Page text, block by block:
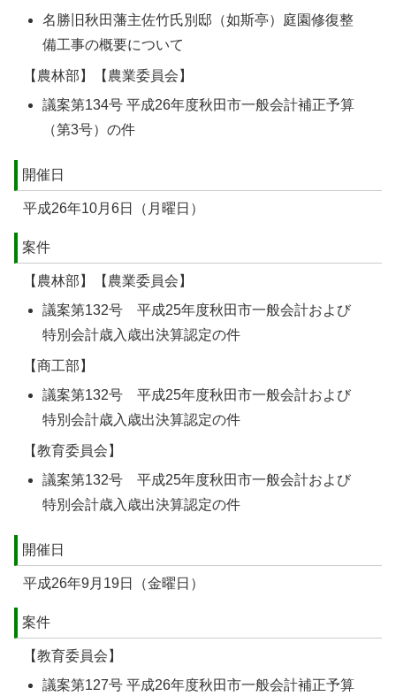
名勝旧秋田藩主佐竹氏別邸（如斯亭）庭園修復整
備工事の概要について
【農林部】【農業委員会】
議案第134号 平成26年度秋田市一般会計補正予算
（第3号）の件
開催日
平成26年10月6日（月曜日）
案件
【農林部】【農業委員会】
議案第132号 平成25年度秋田市一般会計および
特別会計歳入歳出決算認定の件
【商工部】
議案第132号 平成25年度秋田市一般会計および
特別会計歳入歳出決算認定の件
【教育委員会】
議案第132号 平成25年度秋田市一般会計および
特別会計歳入歳出決算認定の件
開催日
平成26年9月19日（金曜日）
案件
【教育委員会】
議案第127号 平成26年度秋田市一般会計補正予算